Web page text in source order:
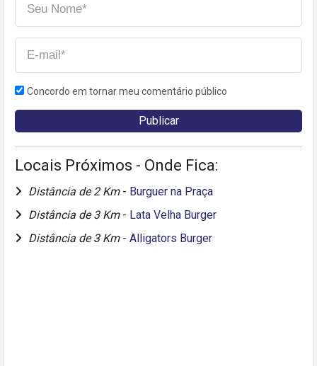
Concordo em tornar meu comentário público
Locais Próximos - Onde Fica:
Distância de 2 Km - Burguer na Praça
Distância de 3 Km - Lata Velha Burger
Distância de 3 Km - Alligators Burger